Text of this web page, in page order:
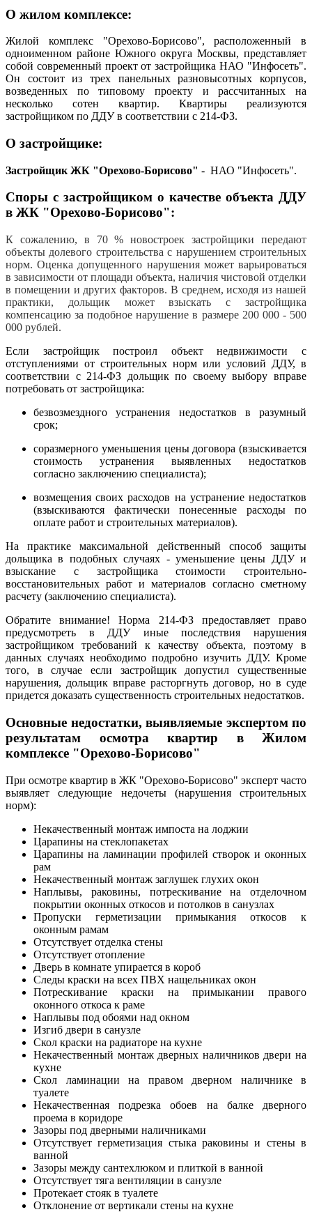
О жилом комплексе:
Жилой комплекс "Орехово-Борисово", расположенный в
одноименном районе Южного округа Москвы, представляет
собой современный проект от застройщика НАО "Инфосеть".
Он состоит из трех панельных разновысотных корпусов,
возведенных по типовому проекту и рассчитанных на
несколько сотен квартир. Квартиры реализуются
застройщиком по ДДУ в соответствии с 214-ФЗ.
О застройщике:
Застройщик ЖК "Орехово-Борисово" - НАО "Инфосеть".
Споры с застройщиком о качестве объекта ДДУ
в ЖК "Орехово-Борисово":
К сожалению, в 70 % новостроек застройщики передают
объекты долевого строительства с нарушением строительных
норм. Оценка допущенного нарушения может варьироваться
в зависимости от площади объекта, наличия чистовой отделки
в помещении и других факторов. В среднем, исходя из нашей
практики, дольщик может взыскать с застройщика
компенсацию за подобное нарушение в размере 200 000 - 500
000 рублей.
Если застройщик построил объект недвижимости с
отступлениями от строительных норм или условий ДДУ, в
соответствии с 214-ФЗ дольщик по своему выбору вправе
потребовать от застройщика:
безвозмездного устранения недостатков в разумный
срок;
соразмерного уменьшения цены договора (взыскивается
стоимость устранения выявленных недостатков
согласно заключению специалиста);
возмещения своих расходов на устранение недостатков
(взыскиваются фактически понесенные расходы по
оплате работ и строительных материалов).
На практике максимальной действенный способ защиты
дольщика в подобных случаях - уменьшение цены ДДУ и
взыскание с застройщика стоимости строительно-
восстановительных работ и материалов согласно сметному
расчету (заключению специалиста).
Обратите внимание! Норма 214-ФЗ предоставляет право
предусмотреть в ДДУ иные последствия нарушения
застройщиком требований к качеству объекта, поэтому в
данных случаях необходимо подробно изучить ДДУ. Кроме
того, в случае если застройщик допустил существенные
нарушения, дольщик вправе расторгнуть договор, но в суде
придется доказать существенность строительных недостатков.
Основные недостатки, выявляемые экспертомпо
результатам осмотра квартир в Жилом
комплексе "Орехово-Борисово"
При осмотре квартир в ЖК "Орехово-Борисово" эксперт часто
выявляет следующие недочеты (нарушения строительных
норм):
Некачественный монтаж импоста на лоджии
Царапины на стеклопакетах
Царапины на ламинации профилей створок и оконных
рам
Некачественный монтаж заглушек глухих окон
Наплывы, раковины, потрескивание на отделочном
покрытии оконных откосов и потолков в санузлах
Пропуски герметизации примыкания откосов к
оконным рамам
Отсутствует отделка стены
Отсутствует отопление
Дверь в комнате упирается в короб
Следы краски на всех ПВХ нащельниках окон
Потрескивание краски на примыкании правого
оконного откоса к раме
Наплывы под обоями над окном
Изгиб двери в санузле
Скол краски на радиаторе на кухне
Некачественный монтаж дверных наличников двери на
кухне
Скол ламинации на правом дверном наличнике в
туалете
Некачественная подрезка обоев на балке дверного
проема в коридоре
Зазоры под дверными наличниками
Отсутствует герметизация стыка раковины и стены в
ванной
Зазоры между сантехлюком и плиткой в ванной
Отсутствует тяга вентиляции в санузле
Протекает стояк в туалете
Отклонение от вертикали стены на кухне